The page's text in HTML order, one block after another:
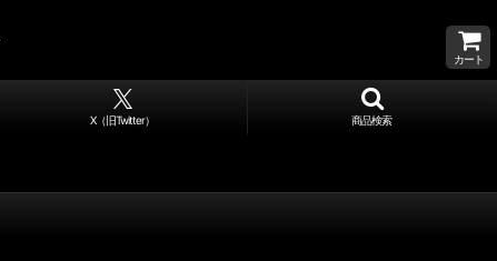
カート
X（旧Twitter） 商品検索